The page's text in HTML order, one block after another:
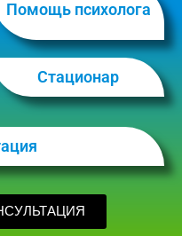
Помощь психолога
Стационар